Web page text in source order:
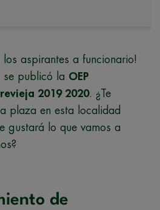
los aspirantes a funcionario!
se publicó la OEP
2019 2020. ¿Te
plaza en esta localidad
gustará lo que vamos a
de